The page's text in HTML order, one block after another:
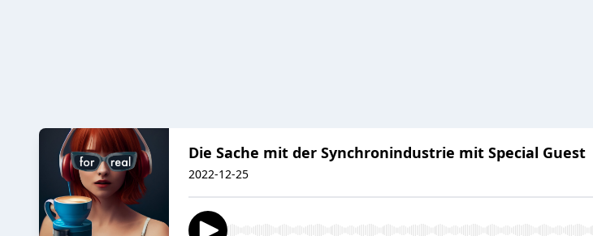
Die Sache mit der Synchronindustrie mit Special Guest
2022-12-25